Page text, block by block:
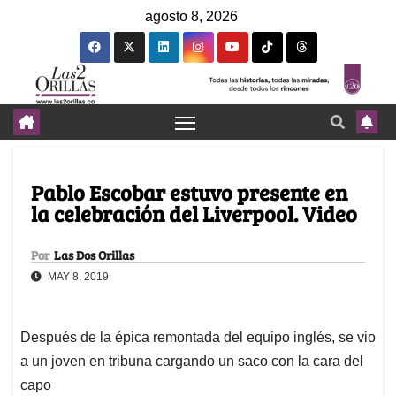
agosto 8, 2026
Pablo Escobar estuvo presente en
la celebración del Liverpool. Video
Por Las Dos Orillas
MAY 8, 2019
Después de la épica remontada del equipo inglés, se vio
a un joven en tribuna cargando un saco con la cara del
capo